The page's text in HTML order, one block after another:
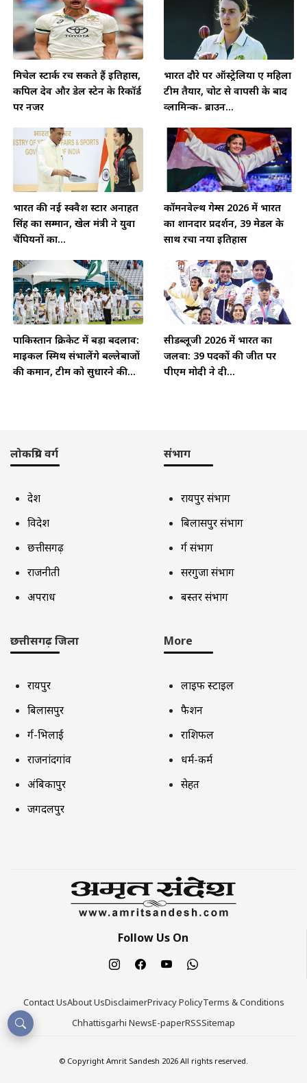
मिचेल स्टार्क रच सकते हैं इतिहास,
कपिल देव और डेल स्टेन के रिकॉर्ड
पर नजर
भारत दौरे पर ऑस्ट्रेलिया ए महिला
टीम तैयार, चोट से वापसी के बाद
व्लामिन्क- ब्राउन...
भारत की नई स्क्वैश स्टार अनाहत
सिंह का सम्मान, खेल मंत्री ने युवा
चैंपियनों का...
कॉमनवेल्थ गेम्स 2026 में भारत
का शानदार प्रदर्शन, 39 मेडल के
साथ रचा नया इतिहास
पाकिस्तान क्रिकेट में बड़ा बदलाव:
माइकल स्मिथ संभालेंगे बल्लेबाजों
की कमान, टीम को सुधारने की...
सीडब्लूजी 2026 में भारत का
जलवा: 39 पदकों की जीत पर
पीएम मोदी ने दी...
लोकप्रिय वर्ग
देश
विदेश
छत्तीसगढ़
राजनीती
अपराध
संभाग
रायपुर संभाग
बिलासपुर संभाग
दुर्ग संभाग
सरगुजा संभाग
बस्तर संभाग
छत्तीसगढ़ जिला
रायपुर
बिलासपुर
दुर्ग-भिलाई
राजनांदगांव
अंबिकापुर
जगदलपुर
More
लाइफ स्टाइल
फैशन
राशिफल
धर्म-कर्म
सेहत
Follow Us On
Contact UsAbout UsDisclaimerPrivacy PolicyTerms & Conditions
Chhattisgarhi NewsE-paperRSSSitemap
© Copyright Amrit Sandesh 2026 All rights reserved.